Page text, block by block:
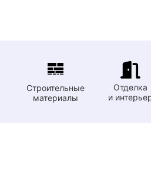
Строительные
материалы
Отделка
и